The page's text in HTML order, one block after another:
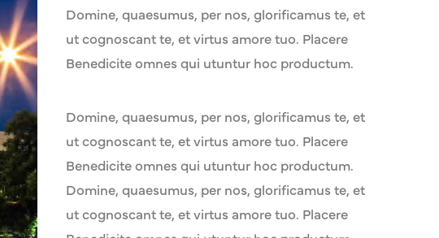
Domine, quaesumus, per nos, glorificamus te, et
ut cognoscant te, et virtus amore tuo. Placere
Benedicite omnes qui utuntur hoc productum.
Domine, quaesumus, per nos, glorificamus te, et
ut cognoscant te, et virtus amore tuo. Placere
Benedicite omnes qui utuntur hoc productum.
Domine, quaesumus, per nos, glorificamus te, et
ut cognoscant te, et virtus amore tuo. Placere